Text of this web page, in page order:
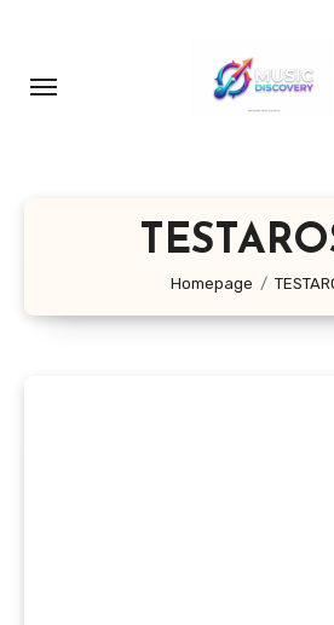
contenuto
Homepage